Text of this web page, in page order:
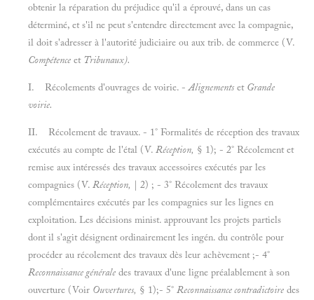
obtenir la réparation du préjudice qu'il a éprouvé, dans un cas
déterminé, et s'il ne peut s'entendre directement avec la compagnie,
il doit s'adresser à l'autorité judiciaire ou aux trib. de commerce (V.
Compétence et Tribunaux).
I. Récolements d'ouvrages de voirie. -Alignements et Grande
voirie.
II. Récolement de travaux. - 1° Formalités de réception des travaux
exécutés au compte de l'étal (V. Réception, § 1); - 2° Récolement et
remise aux intéressés des travaux accessoires exécutés par les
compagnies (V. Réception, | 2) ; - 3° Récolement des travaux
complémentaires exécutés par les compagnies sur les lignes en
exploitation. Les décisions minist. approuvant les projets partiels
dont il s'agit désignent ordinairement les ingén. du contrôle pour
procéder au récolement des travaux dès leur achèvement ;- 4°
Reconnaissance générale des travaux d'une ligne préalablement à son
ouverture (Voir Ouvertures, § 1);- 5° Reconnaissance contradictoire des